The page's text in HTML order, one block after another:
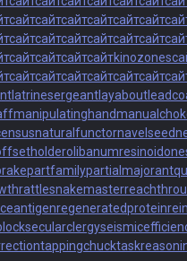
сайтсайтсайтсайтсайтсайт
сайтсайтсайтсайтсайтсайт
сайтсайтсайтсайтkinozones
сайтсайтсайтсайтсайтсайт
latrinesergeantlayabout
manipulatinghand
naturalfunctornavelseed
olibanumresinoid
partfamilypartialmajorant
rattlesnakemaster
regeneratedprotein
secularclergy
tappingchuck